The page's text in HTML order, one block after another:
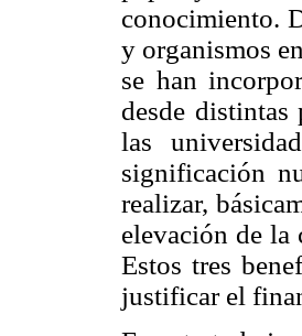
conocimiento.
y organismos
se han
desde distintas
las
significación
realizar,
elevación de
Estos tres
justificar el